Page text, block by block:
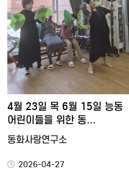
4월 23일 목 6월 15일 능동
어린이들을 위한 동…
동화사랑연구소
2026-04-27